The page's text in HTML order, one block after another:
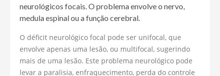
neurológicos focais. O problema envolve o nervo,
medula espinal ou a função cerebral.
O déficit neurológico focal pode ser unifocal, que
envolve apenas uma lesão, ou multifocal, sugerindo
mais de uma lesão. Este problema neurológico pode
levar a paralisia, enfraquecimento, perda do controle